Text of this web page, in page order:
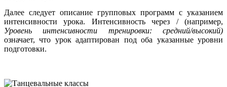
Далее следует описание групповых программ с указанием
интенсивности урока. Интенсивность через / (например,
Уровень интенсивности
тренировки: средний/высокий)
означает, что урок адаптирован под оба указанные уровни
подготовки.